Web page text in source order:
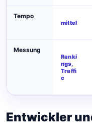
Tempo
mittel
Messung
Ranki
ngs,
Traffi
c
Entwickler